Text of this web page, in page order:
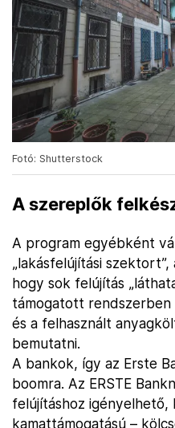
Fotó: Shutterstock
A szereplők
A program egyébként
„lakásfelújítási
hogy sok felújítás
támogatott rendszerben
és a felhasznált
bemutatni.
A bankok, így az Erste
boomra. Az ERSTE
felújításhoz igényelhető,
kamattámogatású –